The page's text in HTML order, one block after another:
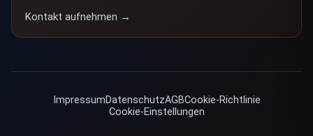
Kontakt aufnehmen →
ImpressumDatenschutzAGBCookie-Richtlinie
Cookie-Einstellungen